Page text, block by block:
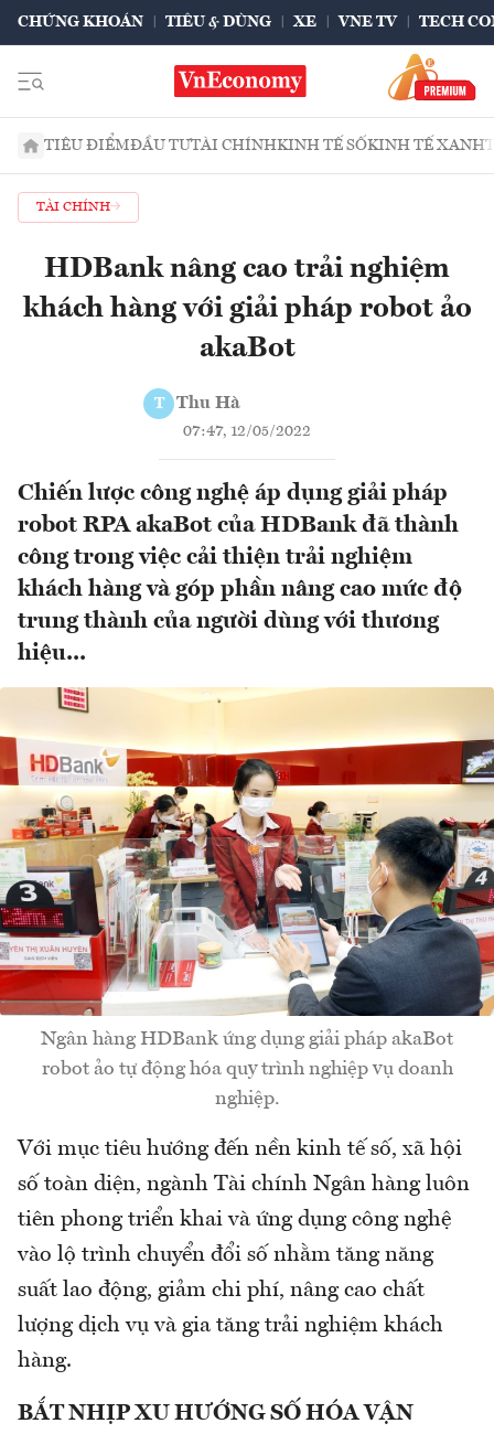
CHỨNG KHOÁN TIÊU & DÙNG XE VNE TV TECH
TIÊU ĐIỂMĐẦU TƯTÀI CHÍNHKINH TẾ SỐKINH TẾ XANH
TÀI CHÍNH
HDBank nâng cao trải nghiệm
khách hàng với giải pháp robot ảo
akaBot
T Thu Hà
07:47, 12/05/2022
Chiến lược công nghệ áp dụng giải pháp
robot RPA akaBot của HDBank đã thành
công trong việc cải thiện trải nghiệm
khách hàng và góp phần nâng cao mức độ
trung thành của người dùng với thương
hiệu...
Ngân hàng HDBank ứng dụng giải pháp akaBot
robot ảo tự động hóa quy trình nghiệp vụ doanh
nghiệp.
Với mục tiêu hướng đến nền kinh tế số, xã hội
số toàn diện, ngành Tài chính Ngân hàng luôn
tiên phong triển khai và ứng dụng công nghệ
vào lộ trình chuyển đổi số nhằm tăng năng
suất lao động, giảm chi phí, nâng cao chất
lượng dịch vụ và gia tăng trải nghiệm khách
hàng.
BẮT NHỊP XU HƯỚNG SỐ HÓA VẬN